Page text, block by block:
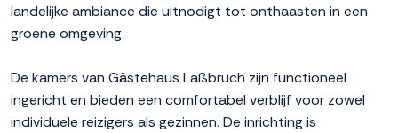
landelijke ambiance die uitnodigt tot onthaasten in een
groene omgeving.
De kamers van Gästehaus Laßbruch zijn functioneel
ingericht en bieden een comfortabel verblijf voor zowel
individuele reizigers als gezinnen. De inrichting is